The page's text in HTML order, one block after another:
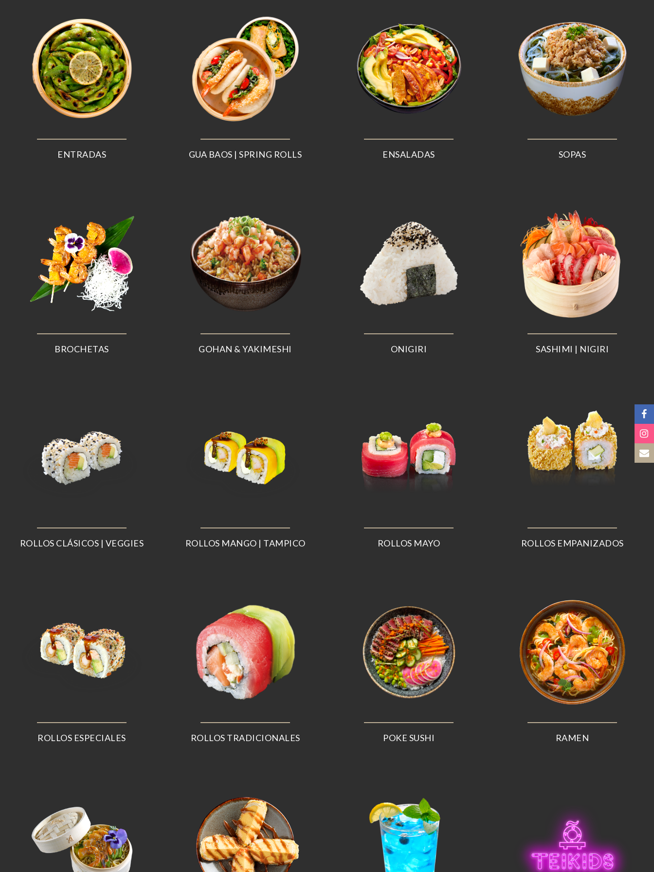
ENTRADAS GUA BAOS | SPRING ROLLS ENSALADAS SOPAS
BROCHETAS GOHAN & YAKIMESHI ONIGIRI SASHIMI | NIGIRI
ROLLOS CLÁSICOS | VEGGIES ROLLOS MANGO | TAMPICO ROLLOS MAYO ROLLOS EMPANIZADOS
ROLLOS ESPECIALES ROLLOS TRADICIONALES POKE SUSHI RAMEN